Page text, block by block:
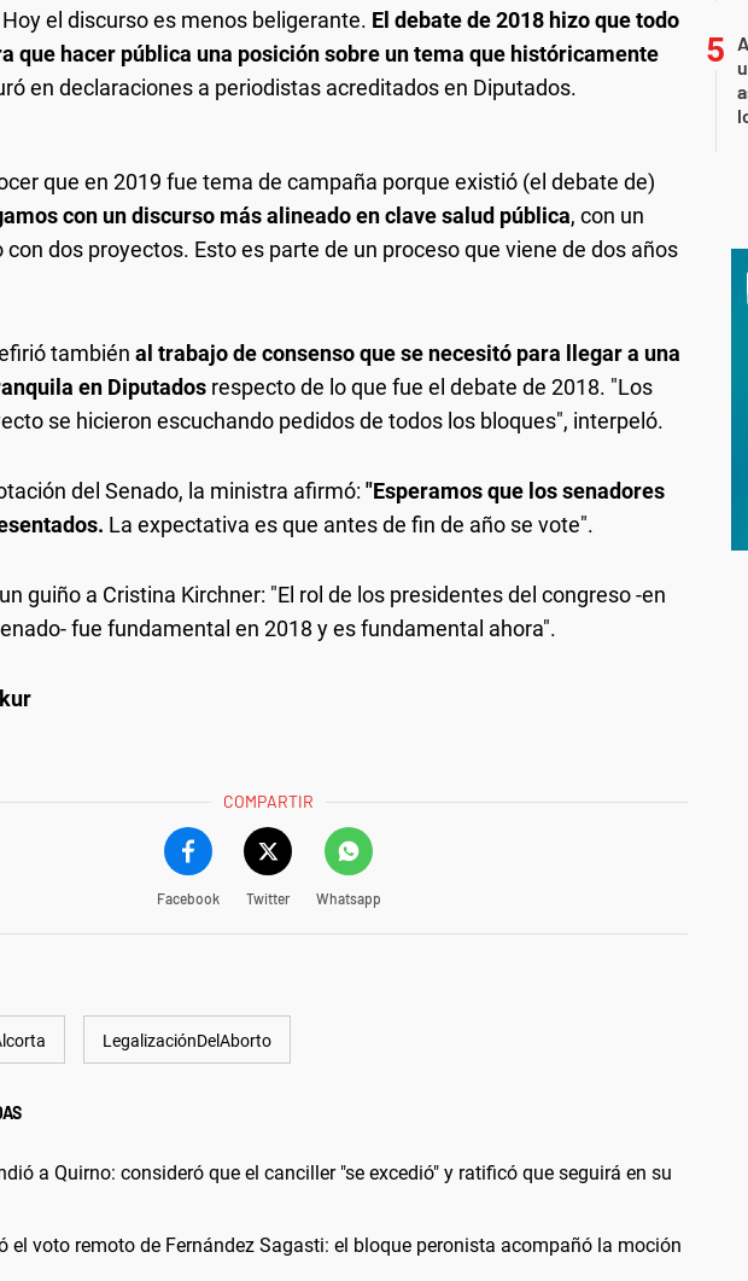
el discurso es menos beligerante. El debate de 2018 hizo que todo
que hacer pública una posición sobre un tema que históricamente
en declaraciones a periodistas acreditados en Diputados.
que en 2019 fue tema de campaña porque existió (el debate de)
con un discurso más alineado en clave salud pública, con un
con dos proyectos. Esto es parte de un proceso que viene de dos años
también al trabajo de consenso que se necesitó para llegar a una
en Diputados respecto de lo que fue el debate de 2018. "Los
se hicieron escuchando pedidos de todos los bloques", interpeló.
del Senado, la ministra afirmó: "Esperamos que los senadores
La expectativa es que antes de fin de año se vote".
guiño a Cristina Kirchner: "El rol de los presidentes del congreso -en
fue fundamental en 2018 y es fundamental ahora".
COMPARTIR
Facebook Twitter Whatsapp
LegalizaciónDelAborto
a Quirno: consideró que el canciller "se excedió" y ratificó que seguirá en su
el voto remoto de Fernández Sagasti: el bloque peronista acompañó la moción